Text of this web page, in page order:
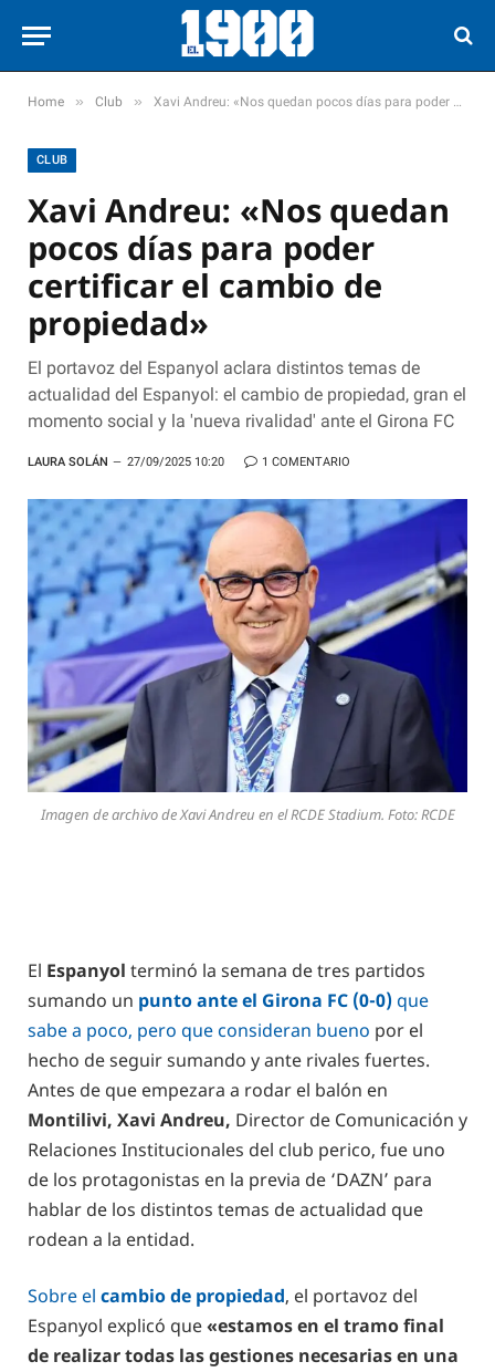
Home » Club » Xavi Andreu: «Nos quedan pocos días para poder certificar el cambio de propiedad»
CLUB
Xavi Andreu: «Nos quedan
pocos días para poder
certificar el cambio de
propiedad»
El portavoz del Espanyol aclara distintos temas de
actualidad del Espanyol: el cambio de propiedad, gran el
momento social y la 'nueva rivalidad' ante el Girona FC
LAURA SOLÁN 27/09/2025 10:20 1 COMENTARIO
Imagen de archivo de Xavi Andreu en el RCDE Stadium. Foto: RCDE
El Espanyol terminó la semana de tres partidos
sumando un punto ante el Girona FC (0-0) que
sabe a poco, pero que consideran bueno por el
hecho de seguir sumando y ante rivales fuertes.
Antes de que empezara a rodar el balón en
Montilivi, Xavi Andreu, Director de Comunicación y
Relaciones Institucionales del club perico, fue uno
de los protagonistas en la previa de ‘DAZN’ para
hablar de los distintos temas de actualidad que
rodean a la entidad.
Sobre el cambio de propiedad, el portavoz del
Espanyol explicó que«estamos en el tramo final
de realizar todas las gestiones necesarias en una